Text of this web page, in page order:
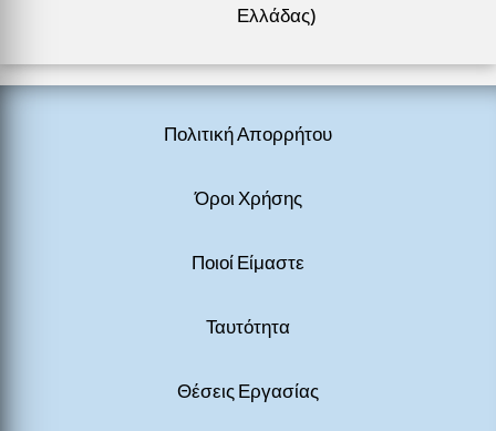
Ελλάδας)
Πολιτική Απορρήτου
Όροι Χρήσης
Ποιοί Είμαστε
Ταυτότητα
Θέσεις Εργασίας